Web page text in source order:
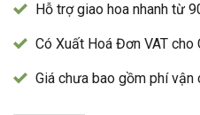
Hỗ trợ giao hoa nhanh từ
Có Xuất Hoá Đơn VAT cho
Giá chưa bao gồm phí vận